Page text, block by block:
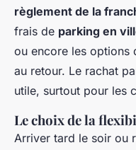
règlement de la
frais de parking en
ou encore les options
au retour. Le rachat
utile, surtout pour les
Le choix de la
Arriver tard le soir ou